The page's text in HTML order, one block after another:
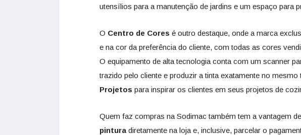
utensílios para a manutenção de jardins e um espaço para
O Centro de Cores é outro destaque, onde a marca
e na cor da preferência do cliente, com todas as cores
O equipamento de alta tecnologia conta com um scanner
trazido pelo cliente e produzir a tinta exatamente no mesmo
Projetos para inspirar os clientes em seus projetos de
Quem faz compras na Sodimac também tem a vantagem
pintura diretamente na loja e, inclusive, parcelar o